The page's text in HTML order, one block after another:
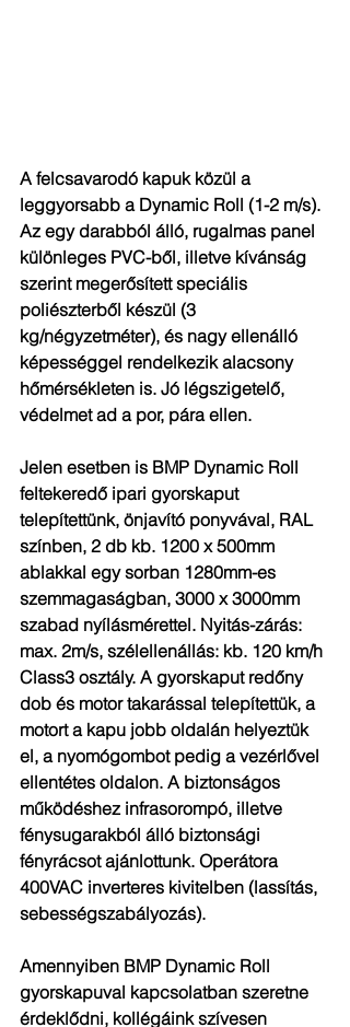
A felcsavarodó kapuk közül a
leggyorsabb a Dynamic Roll (1-2 m/s).
Az egy darabból álló, rugalmas panel
különleges PVC-ből, illetve kívánság
szerint megerősített speciális
poliészterből készül (3
kg/négyzetméter), és nagy ellenálló
képességgel rendelkezik alacsony
hőmérsékleten is. Jó légszigetelő,
védelmet ad a por, pára ellen.
Jelen esetben is BMP Dynamic Roll
feltekeredő ipari gyorskaput
telepítettünk, önjavító ponyvával, RAL
színben, 2 db kb. 1200 x 500mm
ablakkal egy sorban 1280mm-es
szemmagaságban, 3000 x 3000mm
szabad nyílásmérettel. Nyitás-zárás:
max. 2m/s, szélellenállás: kb. 120 km/h
Class3 osztály. A gyorskaput redőny
dob és motor takarással telepítettük, a
motort a kapu jobb oldalán helyeztük
el, a nyomógombot pedig a vezérlővel
ellentétes oldalon. A biztonságos
működéshez infrasorompó, illetve
fénysugarakból álló biztonsági
fényrácsot ajánlottunk. Operátora
400VAC inverteres kivitelben (lassítás,
sebességszabályozás).
Amennyiben BMP Dynamic Roll
gyorskapuval kapcsolatban szeretne
érdeklődni, kollégáink szívesen